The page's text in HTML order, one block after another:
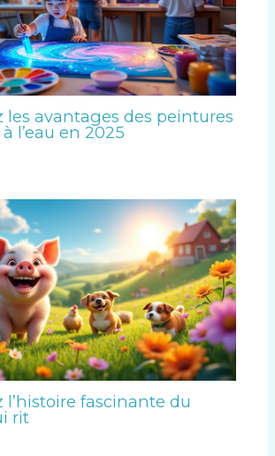
les avantages des peintures
l’eau en 2025
l’histoire fascinante du
rit